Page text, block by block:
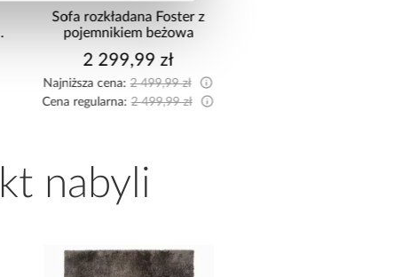
Szafa Palermo 250
kaszmir/lustro
1 699,00 zł
nabyli